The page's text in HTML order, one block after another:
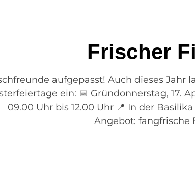
Frischer
aufgepasst! Auch dieses
ein: 📅 Gründonnerstag, 17.
09.00 Uhr bis 12.00 Uhr 📍 In der
Angebot: fangfrische